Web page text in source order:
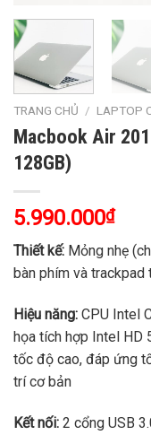
TRANG CHỦ / LAPTOP
Macbook Air
128GB)
5.990.000₫
Thiết kế: Mỏng nhẹ
bàn phím và trackpad
Hiệu năng: CPU Intel
họa tích hợp Intel HD
tốc độ cao, đáp ứng
trí cơ bản
Kết nối: 2 cổng USB